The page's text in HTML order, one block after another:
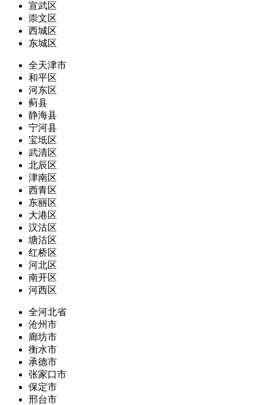
宣武区
崇文区
西城区
东城区
全天津市
和平区
河东区
蓟县
静海县
宁河县
宝坻区
武清区
北辰区
津南区
西青区
东丽区
大港区
汉沽区
塘沽区
红桥区
河北区
南开区
河西区
全河北省
沧州市
廊坊市
衡水市
承德市
张家口市
保定市
邢台市